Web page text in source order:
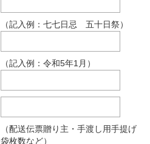
（記入例：七七日忌 五十日祭）
（記入例：令和5年1月）
（配送伝票贈り主・手渡し用手提げ
袋枚数など）